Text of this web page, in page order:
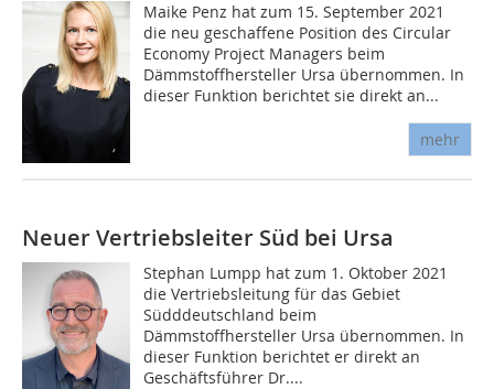
Maike Penz hat zum 15. September 2021
die neu geschaffene Position des Circular
Economy Project Managers beim
Dämmstoffhersteller Ursa übernommen. In
dieser Funktion berichtet sie direkt an...
mehr
Neuer Vertriebsleiter Süd bei Ursa
Stephan Lumpp hat zum 1. Oktober 2021
die Vertriebsleitung für das Gebiet
Südddeutschland beim
Dämmstoffhersteller Ursa übernommen. In
dieser Funktion berichtet er direkt an
Geschäftsführer Dr....